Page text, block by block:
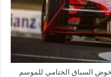
السباق الختامي للموسم